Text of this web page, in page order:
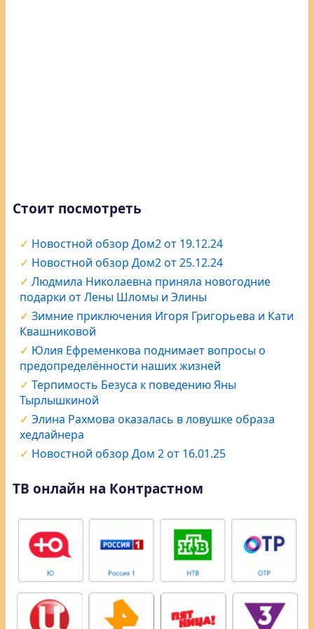
Стоит посмотреть
Новостной обзор Дом2 от 19.12.24
Новостной обзор Дом2 от 25.12.24
Людмила Николаевна приняла новогодние
подарки от Лены Шломы и Элины
Зимние приключения Игоря Григорьева и Кати
Квашниковой
Юлия Ефременкова поднимает вопросы о
предопределённости наших жизней
Терпимость Безуса к поведению Яны
Тырлышкиной
Элина Рахмова оказалась в ловушке образа
хедлайнера
Новостной обзор Дом 2 от 16.01.25
ТВ онлайн на Контрастном